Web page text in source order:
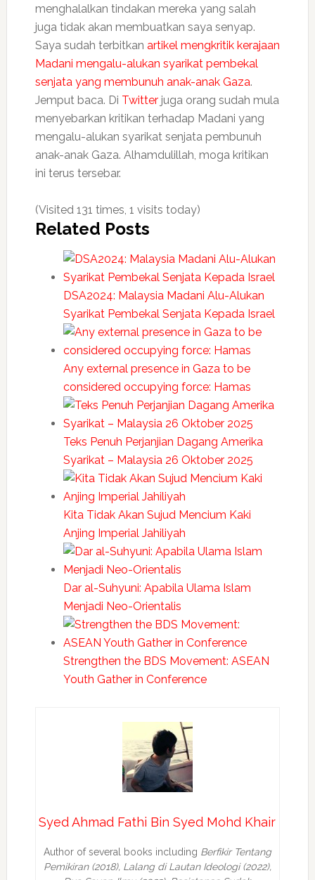
menghalalkan tindakan mereka yang salah
juga tidak akan membuatkan saya senyap.
Saya sudah terbitkan artikel mengkritik kerajaan
Madani mengalu-alukan syarikat pembekal
senjata yang membunuh anak-anak Gaza.
Jemput baca. Di Twitter juga orang sudah mula
menyebarkan kritikan terhadap Madani yang
mengalu-alukan syarikat senjata pembunuh
anak-anak Gaza. Alhamdulillah, moga kritikan
ini terus tersebar.
(Visited 131 times, 1 visits today)
Related Posts
DSA2024: Malaysia Madani Alu-Alukan
Syarikat Pembekal Senjata Kepada Israel
Any external presence in Gaza to be
considered occupying force: Hamas
Teks Penuh Perjanjian Dagang Amerika
Syarikat – Malaysia 26 Oktober 2025
Kita Tidak Akan Sujud Mencium Kaki
Anjing Imperial Jahiliyah
Dar al-Suhyuni: Apabila Ulama Islam
Menjadi Neo-Orientalis
Strengthen the BDS Movement: ASEAN
Youth Gather in Conference
Syed Ahmad Fathi Bin Syed Mohd Khair
Author of several books including Berfikir Tentang
Pemikiran (2018), Lalang di Lautan Ideologi (2022),